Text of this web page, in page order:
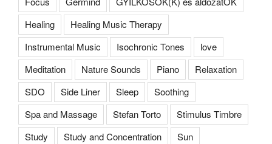
Healing
Healing Music Therapy
Instrumental Music
Isochronic Tones
love
Meditation
Nature Sounds Piano
Relaxation
SDO
Side Liner Sleep
Soothing
Spa and Massage
Stefan Torto
Stimulus Timbre
Study
Study and Concentration
Sun